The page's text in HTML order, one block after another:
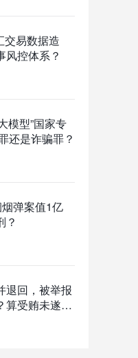
交易数据造
风控体系？
模型”国家专
还是诈骗罪？
烟弹案值1亿
？
退回，被举报
算受贿未遂